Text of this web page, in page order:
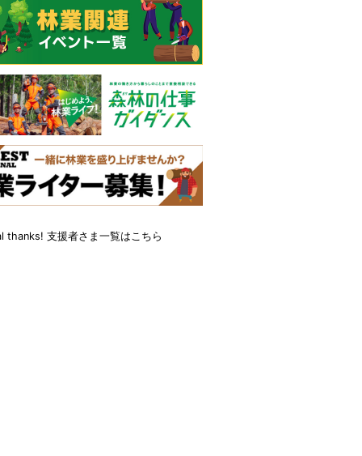
thanks! 支援者さま一覧はこちら